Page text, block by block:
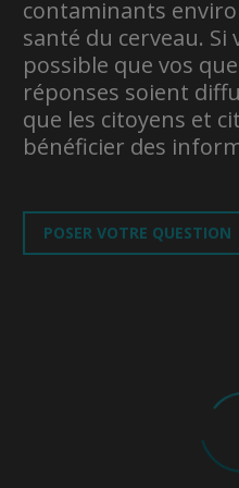
contaminants
santé du cerveau. Si
possible que vos
réponses soient
que les citoyens et
bénéficier des
POSER VOTRE QUESTION